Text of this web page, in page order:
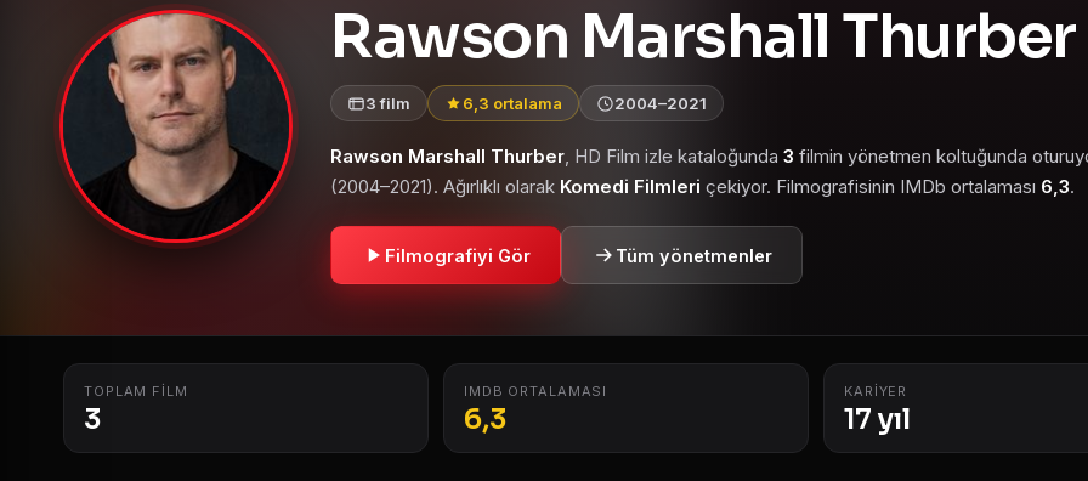
Rawson Marshall Thurber
3 film 6,3 ortalama 2004–2021
Rawson Marshall Thurber, HD Film izle kataloğunda 3 filmin yönetmen koltuğunda
(2004–2021). Ağırlıklı olarak Komedi Filmleri çekiyor. Filmografisinin IMDb ortalaması 6,3.
Filmografiyi Gör Tüm yönetmenler
TOPLAM FILM
3
IMDB ORTALAMASI
6,3
KARIYER
17 yıl